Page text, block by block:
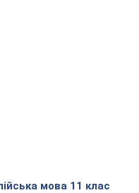
мова 11 клас